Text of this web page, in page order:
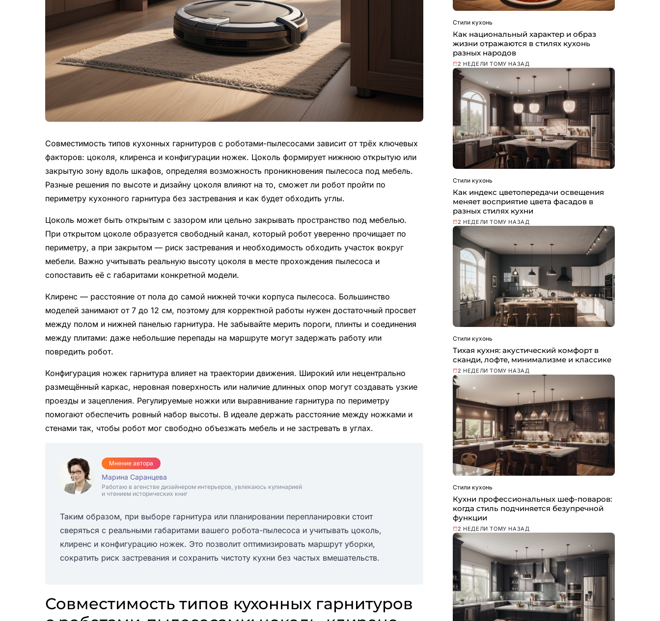
Совместимость типов кухонных гарнитуров с роботами-пылесосами зависит от трёх ключевых
факторов: цоколя, клиренса и конфигурации ножек. Цоколь формирует нижнюю открытую или
закрытую зону вдоль шкафов, определяя возможность проникновения пылесоса под мебель.
Разные решения по высоте и дизайну цоколя влияют на то, сможет ли робот пройти по
периметру кухонного гарнитура без застревания и как будет обходить углы.
Цоколь может быть открытым с зазором или цельно закрывать пространство под мебелью.
При открытом цоколе образуется свободный канал, который робот уверенно прочищает по
периметру, а при закрытом — риск застревания и необходимость обходить участок вокруг
мебели. Важно учитывать реальную высоту цоколя в месте прохождения пылесоса и
сопоставить её с габаритами конкретной модели.
Клиренс — расстояние от пола до самой нижней точки корпуса пылесоса. Большинство
моделей занимают от 7 до 12 см, поэтому для корректной работы нужен достаточный просвет
между полом и нижней панелью гарнитура. Не забывайте мерить пороги, плинты и соединения
между плитами: даже небольшие перепады на маршруте могут задержать работу или
повредить робот.
Конфигурация ножек гарнитура влияет на траектории движения. Широкий или нецентрально
размещённый каркас, неровная поверхность или наличие длинных опор могут создавать узкие
проезды и зацепления. Регулируемые ножки или выравнивание гарнитура по периметру
помогают обеспечить ровный набор высоты. В идеале держать расстояние между ножками и
стенами так, чтобы робот мог свободно объезжать мебель и не застревать в углах.
Мнение автора
Марина Саранцева
Работаю в агенстве дизайнером интерьеров, увлекаюсь кулинарией
и чтением исторических книг
Таким образом, при выборе гарнитура или планировании перепланировки стоит
сверяться с реальными габаритами вашего робота-пылесоса и учитывать цоколь,
клиренс и конфигурацию ножек. Это позволит оптимизировать маршрут уборки,
сократить риск застревания и сохранить чистоту кухни без частых вмешательств.
Совместимость типов кухонных гарнитуров
Стили кухонь
Как национальный характер и образ
жизни отражаются в стилях кухонь
разных народов
2 НЕДЕЛИ ТОМУ НАЗАД
Стили кухонь
Как индекс цветопередачи освещения
меняет восприятие цвета фасадов в
разных стилях кухни
2 НЕДЕЛИ ТОМУ НАЗАД
Стили кухонь
Тихая кухня: акустический комфорт в
сканди, лофте, минимализме и классике
2 НЕДЕЛИ ТОМУ НАЗАД
Стили кухонь
Кухни профессиональных шеф-поваров:
когда стиль подчиняется безупречной
функции
2 НЕДЕЛИ ТОМУ НАЗАД